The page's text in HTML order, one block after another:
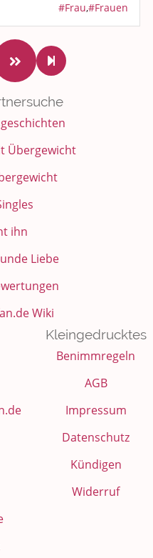
#Frau,#Frauen
Übergewicht
ihn
Liebe
Wiki
Kleingedrucktes
Benimmregeln
AGB
Impressum
Datenschutz
Kündigen
Widerruf